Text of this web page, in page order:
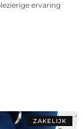
ervaring
ZAKELIJK